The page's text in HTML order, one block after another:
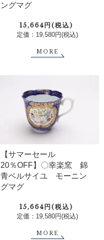
ングマグ
15,664円(税込)
定価：19,580円(税込)
MORE
【サマーセール
20％OFF】〇幸楽窯 錦
青ベルサイユ モーニン
グマグ
15,664円(税込)
定価：19,580円(税込)
MORE